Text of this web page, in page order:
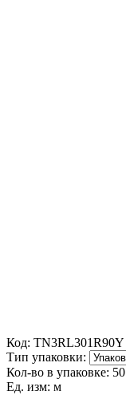
Код: TN3RL301R90Y
Тип упаковки:
Кол-во в упаковке: 50
Ед. изм: м